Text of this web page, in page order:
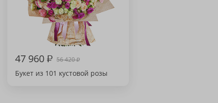
47 960₽ 56 420₽
Букет из 101 кустовой розы